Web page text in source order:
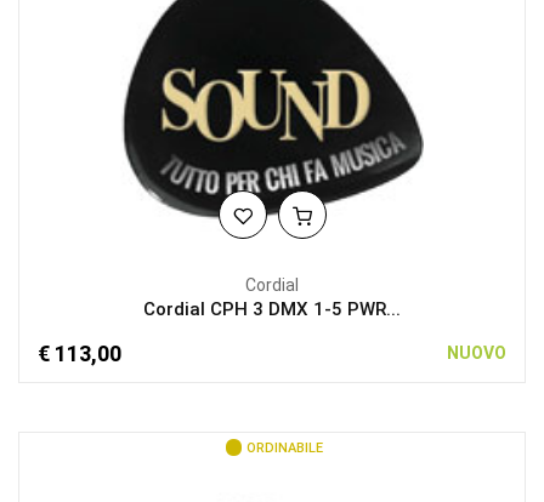
Cordial
Cordial CPH 3 DMX 1-5 PWR...
€ 113,00 NUOVO
ORDINABILE